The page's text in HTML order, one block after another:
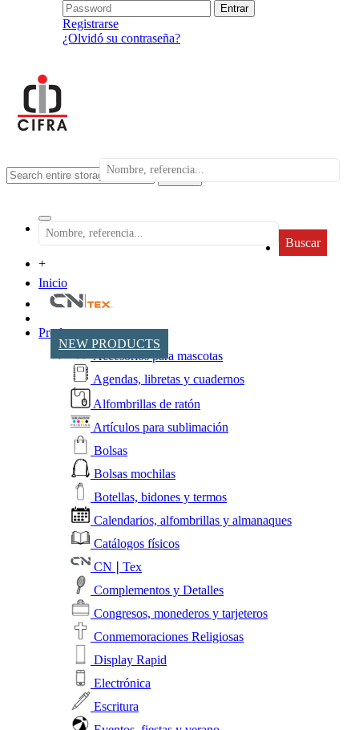
Registrarse
¿Olvidó su contraseña?
search
Buscar
+
Inicio
NEW PRODUCTS
Productos
Accesorios para mascotas
Agendas, libretas y cuadernos
Alfombrillas de ratón
Artículos para sublimación
Bolsas
Bolsas mochilas
Botellas, bidones y termos
Calendarios, alfombrillas y almanaques
Catálogos físicos
CN❘Tex
Complementos y Detalles
Congresos, monederos y tarjeteros
Conmemoraciones Religiosas
Display Rapid
Electrónica
Escritura